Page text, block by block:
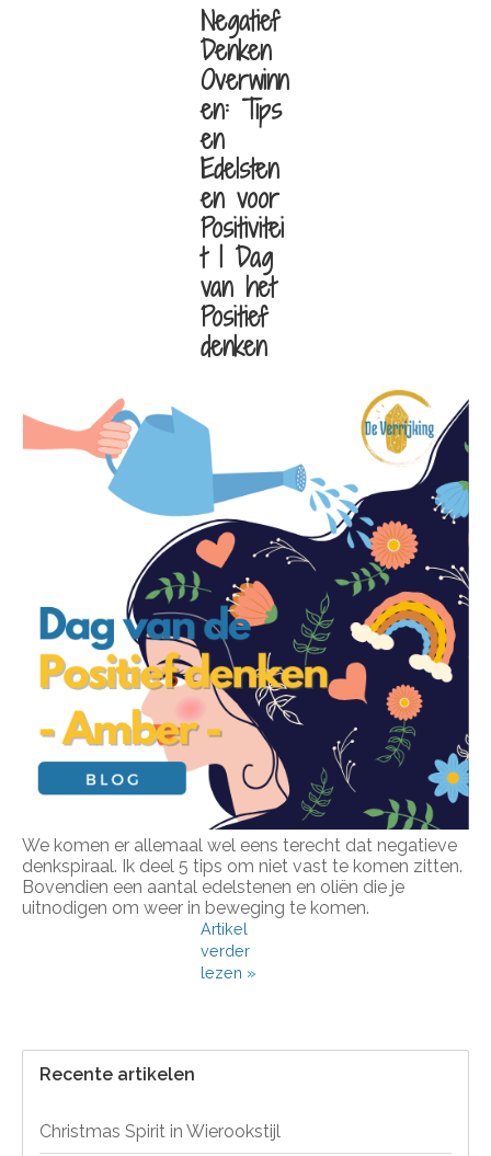
Negatief
Denken
Overwinn
en: Tips
en
Edelsten
en voor
Positivitei
t | Dag
van het
Positief
denken
We komen er allemaal wel eens terecht dat negatieve
denkspiraal. Ik deel 5 tips om niet vast te komen zitten.
Bovendien een aantal edelstenen en oliën die je
uitnodigen om weer in beweging te komen.
Artikel
verder
lezen »
Recente artikelen
Christmas Spirit in Wierookstijl